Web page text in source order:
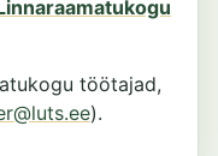
töötajad,
).